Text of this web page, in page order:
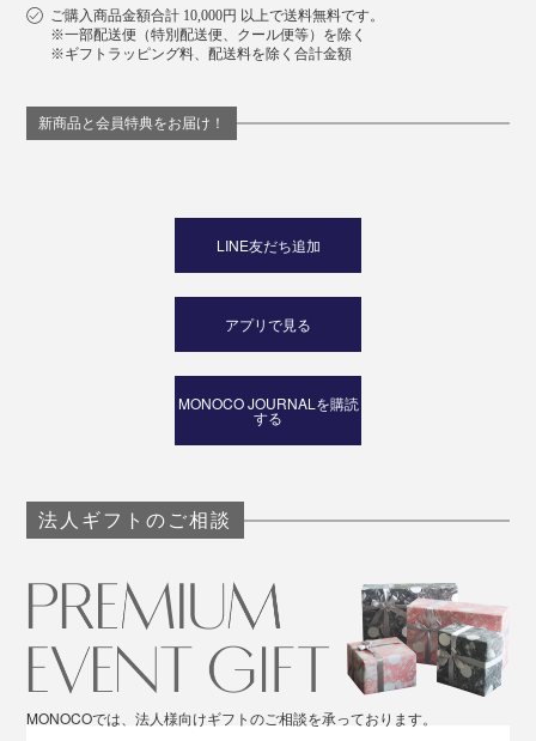
ご購入商品金額合計 10,000円 以上で送料無料です。
※一部配送便（特別配送便、クール便等）を除く
※ギフトラッピング料、配送料を除く合計金額
新商品と会員特典をお届け！
LINE友だち追加
アプリで見る
MONOCO JOURNALを購読
する
法人ギフトのご相談
MONOCOでは、法人様向けギフトのご相談を承っております。